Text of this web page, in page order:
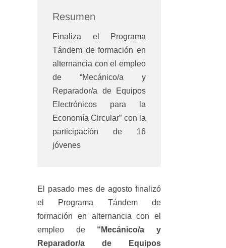
Resumen
Finaliza el Programa
Tándem de formación en
alternancia con el empleo
de “Mecánico/a y
Reparador/a de Equipos
Electrónicos para la
Economía Circular” con la
participación de 16
jóvenes
El pasado mes de agosto finalizó
el Programa Tándem de
formación en alternancia con el
empleo de “Mecánico/a y
Reparador/a de Equipos